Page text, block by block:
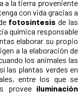
a la tierra proveniente
con vida gracias a
fotosíntesis de las
química responsable
elaborar su propio
a la elaboración de
los animales las
las plantas verdes en
entre los que se
provee iluminación